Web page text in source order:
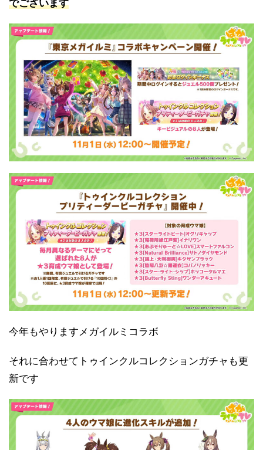
でございます
今年もやりますメガイルミコラボ
それに合わせてトゥインクルコレクションガチャも更
新です